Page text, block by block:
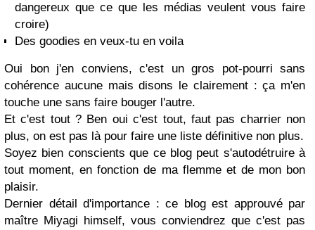
dangereux que ce que les médias veulent vous faire
croire)
Des goodies en veux-tu en voila
Oui bon j'en conviens, c'est un gros pot-pourri sans
cohérence aucune mais disons le clairement : ça m'en
touche une sans faire bouger l'autre.
Et c'est tout ? Ben oui c'est tout, faut pas charrier non
plus, on est pas là pour faire une liste définitive non plus.
Soyez bien conscients que ce blog peut s'autodétruire à
tout moment, en fonction de ma flemme et de mon bon
plaisir.
Dernier détail d'importance : ce blog est approuvé par
maître Miyagi himself, vous conviendrez que c'est pas